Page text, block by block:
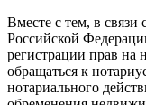
Вместе с тем, в связи
Российской
регистрации прав на
обращаться к
нотариального